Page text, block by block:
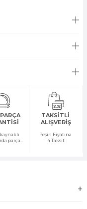
parça
TAKSİTLİ
ALIŞVERİŞ
Peşin Fiyatına
4 Taksit